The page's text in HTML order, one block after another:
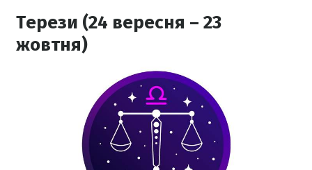
Терези (24 вересня – 23
жовтня)